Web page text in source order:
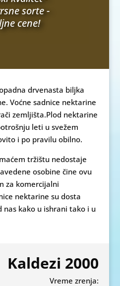
sorte -
cene!
drvenasta biljka
Voćne sadnice nektarine
zemljišta.Plod nektarine
leti u svežem
i po pravilu obilno.
tržištu nedostaje
osobine čine ovu
za komercijalni
nektarine su dosta
nas kako u ishrani tako i u
Kaldezi 2000
Vreme zrenja: